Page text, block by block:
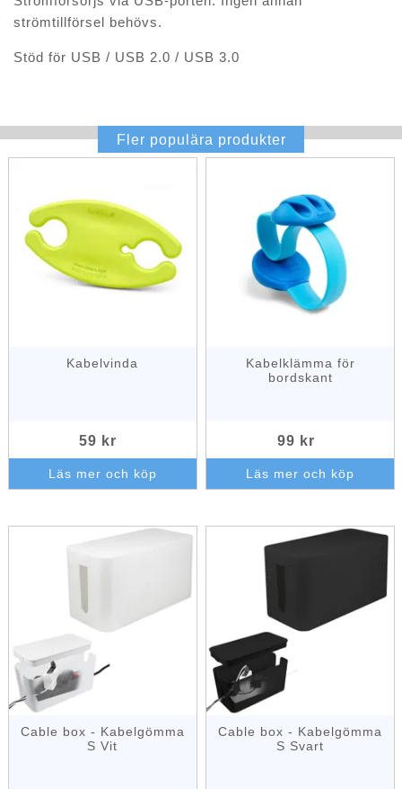
strömtillförsel behövs.
Stöd för USB / USB 2.0 / USB 3.0
Fler populära produkter
Kabelvinda
59 kr
Läs mer och köp
Kabelklämma för
bordskant
99 kr
Läs mer och köp
Cable box - Kabelgömma
S Vit
Cable box - Kabelgömma
S Svart